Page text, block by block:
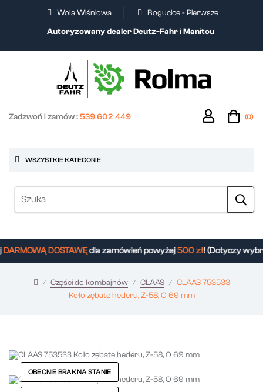
Wola Wiśniowa
Bogucice - Pierwsze
Autoryzowany dealer Deutz-Fahr i Manitou
Zadzwoń i zamów :539 602 449 (0)
WSZYSTKIE KATEGORIE
DOSTAWĘdla zamówień powyżej500 zł! (Dotyczy
Części do kombajnów CLAAS
CLAAS 753533
Koło zębate hederu, Z-58, O 69 mm
OBECNIE BRAK NA STANIE